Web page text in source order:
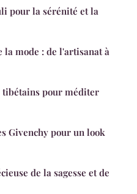
pour la sérénité et la
mode : de l'artisanat à
tibétains pour méditer
Givenchy pour un look
de la sagesse et de